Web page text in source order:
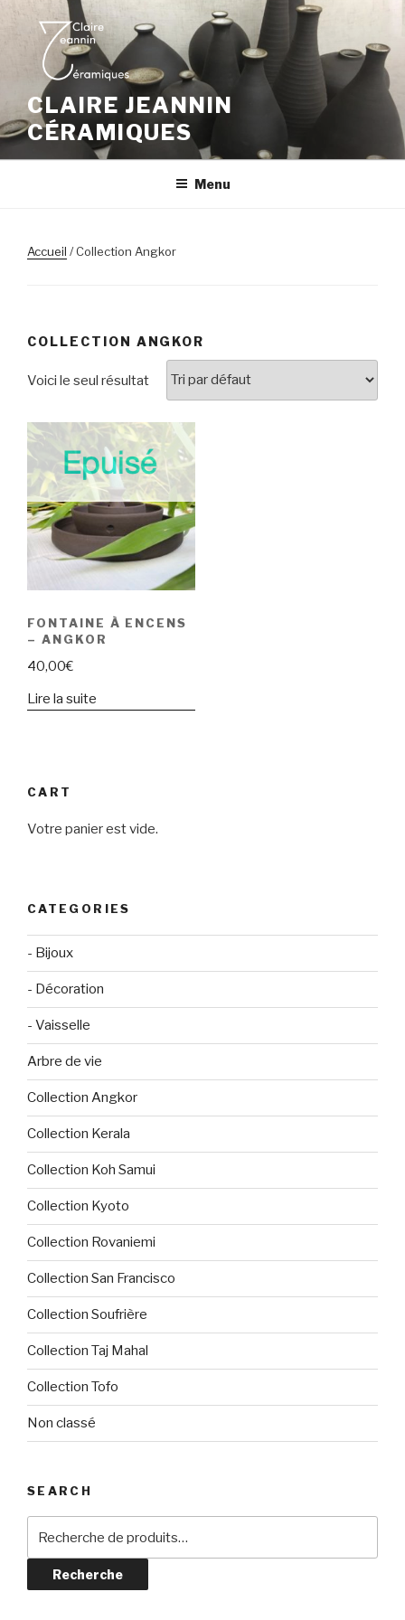
Aller
contenu
principal
CLAIRE JEANNIN
CÉRAMIQUES
Menu
Accueil / Collection Angkor
COLLECTION ANGKOR
Voici le seul résultat
FONTAINE À ENCENS
– ANGKOR
40,00€
Lire la suite
CART
Votre panier est vide.
CATEGORIES
- Bijoux
- Décoration
- Vaisselle
Arbre de vie
Collection Angkor
Collection Kerala
Collection Koh Samui
Collection Kyoto
Collection Rovaniemi
Collection San Francisco
Collection Soufrière
Collection Taj Mahal
Collection Tofo
Non classé
SEARCH
pour :
Recherche